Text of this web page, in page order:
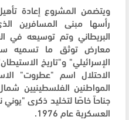
ويتضمن المشروع إعادة
رأسها مبنى المسافرين
البريطاني وتم توسيعه في
معارض توثق ما تسميه
الإسرائيلي" و"تاريخ
الاحتلال اسم "عطروت"
المواطنين الفلسطينيين
جناحاً خاصًا لتخليد ذكرى "يوني
العسكرية عام 1976.